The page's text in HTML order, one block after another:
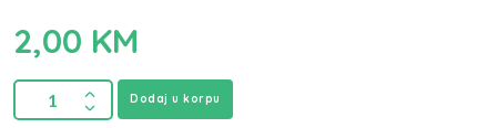
2,00 KM
Dodaj u korpu